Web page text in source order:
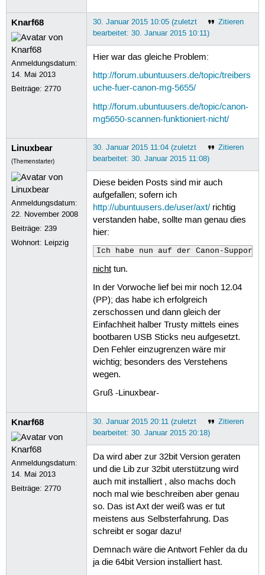
Knarf68
Anmeldungsdatum:
14. Mai 2013
Beiträge:2770
Zitieren
30. Januar 2015 10:05 (zuletzt
bearbeitet: 30. Januar 2015 10:11)
Hier war das gleiche Problem:
http://forum.ubuntuusers.de/topic/treibers
uche-fuer-canon-mg-5655/
http://forum.ubuntuusers.de/topic/canon-
mg5650-scannen-funktioniert-nicht/
Linuxbear
(Themenstarter)
Anmeldungsdatum:
22. November 2008
Beiträge:239
Wohnort: Leipzig
Zitieren
30. Januar 2015 11:04 (zuletzt
bearbeitet: 30. Januar 2015 11:08)
Diese beiden Posts sind mir auch
aufgefallen; sofern ich
http://ubuntuusers.de/user/axt/richtig
verstanden habe, sollte man genau dies
hier:
Ich habe nun auf der Canon-Support
nichttun.
In der Vorwoche lief bei mir noch 12.04
(PP); das habe ich erfolgreich
zerschossen und dann gleich der
Einfachheit halber Trusty mittels eines
bootbaren USB Sticks neu aufgesetzt.
Den Fehler einzugrenzen wäre mir
wichtig; besonders des Verstehens
wegen.
Gruß -Linuxbear-
Knarf68
Anmeldungsdatum:
14. Mai 2013
Beiträge:2770
Zitieren
30. Januar 2015 20:11 (zuletzt
bearbeitet: 30. Januar 2015 20:18)
Da wird aber zur 32bit Version geraten
und die Lib zur 32bit uterstützung wird
auch mit installiert , also machs doch
noch mal wie beschreiben aber genau
so. Das ist Axt der weiß was er tut
meistens aus Selbsterfahrung. Das
schreibt er sogar dazu!
Demnach wäre die Antwort Fehler da du
ja die 64bit Version installiert hast.